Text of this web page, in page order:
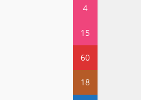
4
15
60
18